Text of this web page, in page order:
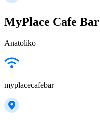
MyPlace Cafe Bar
Anatoliko
myplacecafebar